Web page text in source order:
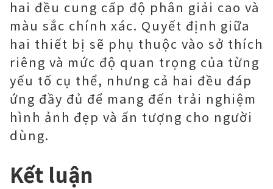
hai đều cung cấp độ phân giải cao và
màu sắc chính xác. Quyết định giữa
hai thiết bị sẽ phụ thuộc vào sở thích
riêng và mức độ quan trọng của từng
yếu tố cụ thể, nhưng cả hai đều đáp
ứng đầy đủ để mang đến trải nghiệm
hình ảnh đẹp và ấn tượng cho người
dùng.
Kết luận